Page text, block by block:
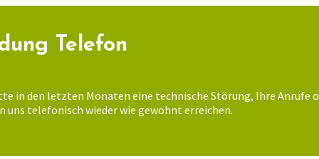
Telefon
in den letzten Monaten eine technische Störung, Ihre Anrufe
uns telefonisch wieder wie gewohnt erreichen.